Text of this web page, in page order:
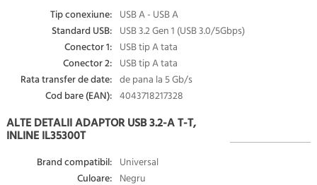
Tip conexiune: USB A - USB A
Standard USB: USB 3.2 Gen 1 (USB 3.0/5Gbps)
Conector 1: USB tip A tata
Conector 2: USB tip A tata
Rata transfer de date: de pana la 5 Gb/s
Cod bare (EAN): 4043718217328
ALTE DETALII ADAPTOR USB 3.2-A T-T,
INLINE IL35300T
Brand compatibil: Universal
Culoare: Negru